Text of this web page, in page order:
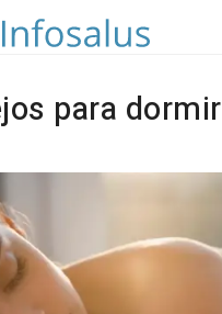
para dormir